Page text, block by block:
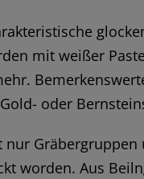
mit weißer
oder
worden. Aus